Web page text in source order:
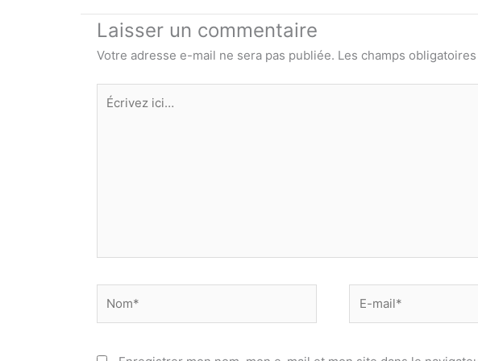
Laisser un commentaire
Votre adresse e-mail ne sera pas publiée. Les champs
Écrivez
ici…
mail*